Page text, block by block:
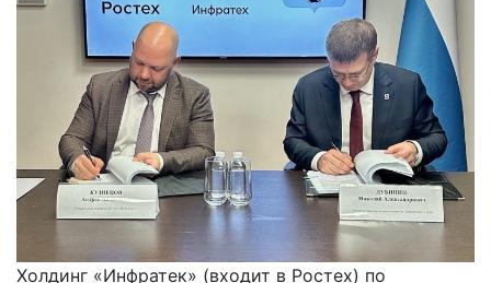
Холдинг «Инфратек» (входит в Ростех) по